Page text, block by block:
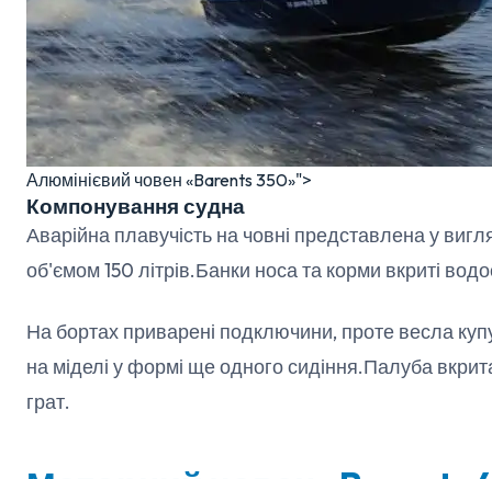
Алюмінієвий човен «Barents 350»">
Компонування судна
Аварійна плавучість на човні представлена у
об'ємом 150 літрів.Банки носа та корми вкриті
На бортах приварені подключини, проте весла
на міделі у формі ще одного сидіння.Палуба
грат.